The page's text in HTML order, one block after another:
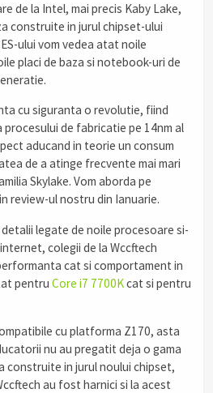
de la Intel, mai precis Kaby Lake,
construite in jurul chipset-ului
ului vom vedea atat noile
placi de baza si notebook-uri de
cu siguranta o revolutie, fiind
de fabricatie pe 14nm al
aducand in teorie un consum
de a atinge frecvente mai mari
Skylake. Vom aborda pe
review-ul nostru din Ianuarie.
legate de noile procesoare si-
colegii de la Wccftech
cat si comportament in
pentru Core i7 7700Kcat si pentru
cu platforma Z170, asta
nu au pregatit deja o gama
construite in jurul noului chipset,
au fost harnici si la acest